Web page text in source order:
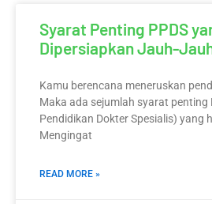
Syarat Penting PPDS
Dipersiapkan Jauh-
Kamu berencana meneruskan
Maka ada sejumlah syarat penting
Pendidikan Dokter Spesialis) yang
Mengingat
READ MORE »